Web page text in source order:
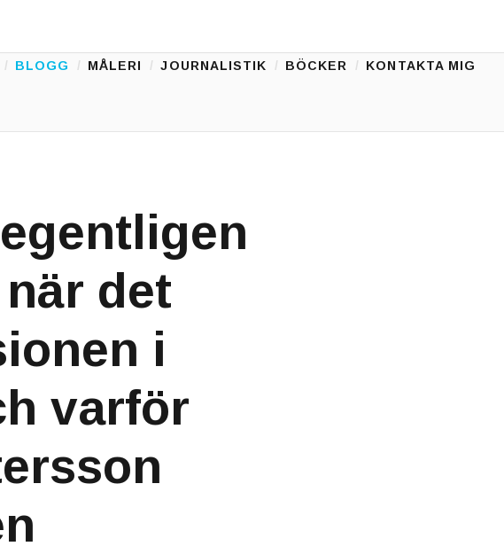
BLOGG MÅLERI JOURNALISTIK BÖCKER KONTAKTA MIG
det
i
varför